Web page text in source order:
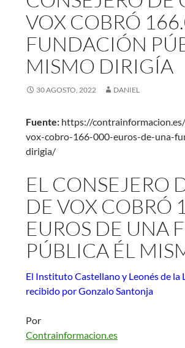
VOX COBRÓ
FUNDACIÓN
MISMO DIRIGÍA
30 AGOSTO, 2022 DANIEL
Fuente: https://
vox-cobro-166-000-euros-de-una-
dirigia/
EL CONSEJERO
DE VOX COBRÓ
EUROS DE UNA
PÚBLICA ÉL
El Instituto Castellano y Leonés de
recibido por Gonzalo Santonja
Por
Contrainformacion.es